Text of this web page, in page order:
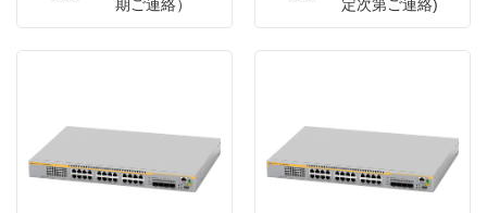
期ご連絡）
定次第ご連絡)